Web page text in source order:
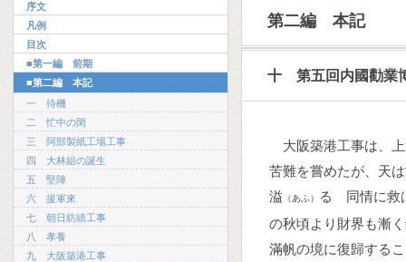
序文
凡例
目次
■第一編 前期
■第二編 本記
一 待機
二 忙中の閑
三 阿部製紙工場工事
四 大林組の誕生
五 堅陣
六 援軍來
七 朝日紡績工事
八 孝養
九 大阪築港工事
第二編 本記
十 第五回内國勸
大阪築港工事は、
苦難を嘗めたが、天
溢 （あふ）
るゝ同情に
の秋頃より財界も漸
滿帆の境に復歸する